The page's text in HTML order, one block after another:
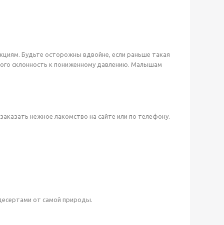
Будьте осторожны вдвойне, если раньше такая
склонность к пониженному давлению. Малышам
нежное лакомство на сайте или по телефону.
от самой природы.